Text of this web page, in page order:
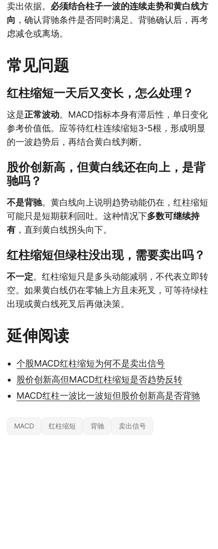
卖出依据。 必须结合柱子一波的连续走势和黄白线方
向 ，确认背驰条件是否同时满足。背驰确认后，再考
虑减仓或离场。
常见问题
红柱缩短一天后又变长，怎么处理？
这是正常波动。MACD指标本身有滞后性，单日变化
参考价值低。应等待红柱连续缩短3-5根，形成明显
的一波趋势后，再结合黄白线判断。
股价创新高，但黄白线还在向上，是背
驰吗？
不是背驰。黄白线向上说明趋势动能仍在，红柱缩短
可能只是短期获利回吐。这种情况下多数可继续持
有 ，直到黄白线拐头向下。
红柱缩短但绿柱没出现，需要卖出吗？
不一定。红柱缩短只是多头动能减弱，不代表立即转
空。如果黄白线仍在零轴上方且未死叉，可等待绿柱
出现或黄白线死叉后再做决策。
延伸阅读
个股MACD红柱缩短为何不是卖出信号
股价创新高但MACD红柱缩短是否趋势反转
MACD红柱一波比一波短但股价创新高是否背驰
MACD 红柱缩短 背驰 卖出信号